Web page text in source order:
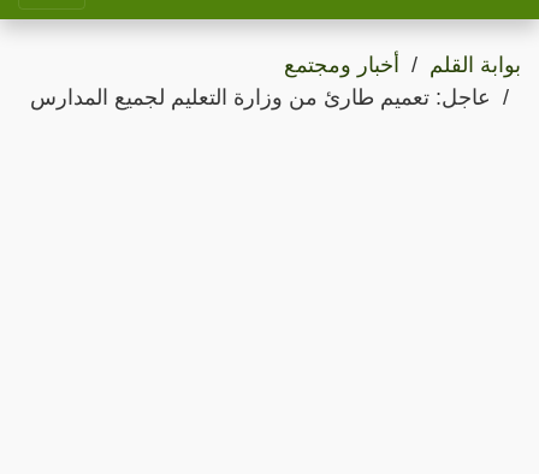
بوابة القلم
أخبار ومجتمع
عاجل: تعميم طارئ من وزارة التعليم لجميع المدارس